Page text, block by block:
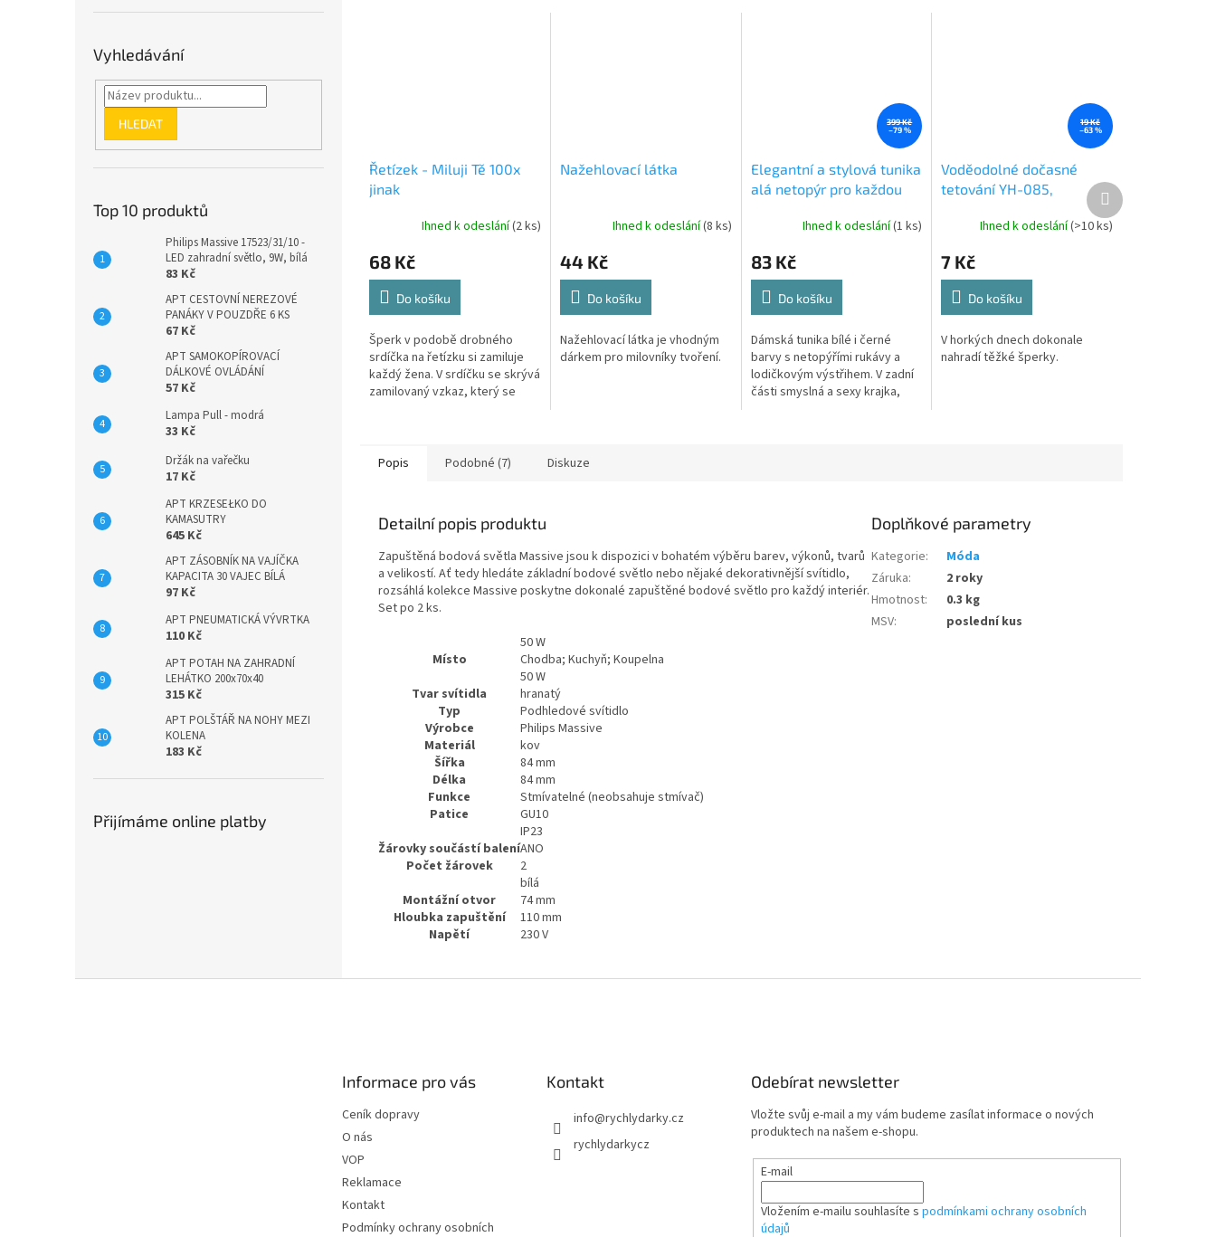
Vyhledávání
HLEDAT
Top 10 produktů
Philips Massive 17523/31/10 -
LED zahradní světlo, 9W, bílá
83 Kč
APT CESTOVNÍ NEREZOVÉ
PANÁKY V POUZDŘE 6 KS
67 Kč
APT SAMOKOPÍROVACÍ
DÁLKOVÉ OVLÁDÁNÍ
57 Kč
Lampa Pull - modrá
33 Kč
Držák na vařečku
17 Kč
APT KRZESEŁKO DO
KAMASUTRY
645 Kč
APT ZÁSOBNÍK NA VAJÍČKA
KAPACITA 30 VAJEC BÍLÁ
97 Kč
APT PNEUMATICKÁ VÝVRTKA
110 Kč
APT POTAH NA ZAHRADNÍ
LEHÁTKO 200x70x40
315 Kč
APT POLŠTÁŘ NA NOHY MEZI
KOLENA
183 Kč
Přijímáme online platby
Řetízek - Miluji Tě 100x
jinak
Ihned k odeslání(2 ks)
68 Kč
Do košíku
Šperk v podobě drobného
srdíčka na řetízku si zamiluje
každý žena. V srdíčku se skrývá
zamilovaný vzkaz, který se
Nažehlovací látka
Ihned k odeslání(8 ks)
44 Kč
Do košíku
Nažehlovací látka je vhodným
dárkem pro milovníky tvoření.
399 Kč
–79 %
Elegantní a stylová tunika
alá netopýr pro každou
Ihned k odeslání(1 ks)
83 Kč
Do košíku
Dámská tunika bílé i černé
barvy s netopýřími rukávy a
lodičkovým výstřihem. V zadní
části smyslná a sexy krajka,
19 Kč
–63 %
Voděodolné dočasné
tetování YH-085,
Ihned k odeslání(>10 ks)
7 Kč
Do košíku
V horkých dnech dokonale
nahradí těžké šperky.
Další
produkt
Popis Podobné (7) Diskuze
Detailní popis produktu
Zapuštěná bodová světla Massive jsou k dispozici v bohatém výběru barev, výkonů, tvarů
a velikostí. Ať tedy hledáte základní bodové světlo nebo nějaké dekorativnější svítidlo,
rozsáhlá kolekce Massive poskytne dokonalé zapuštěné bodové světlo pro každý interiér.
Set po 2 ks.
50 W
Místo
Chodba; Kuchyň; Koupelna
50 W
Tvar svítidla
hranatý
Typ
Podhledové svítidlo
Výrobce
Philips Massive
Materiál
kov
Šířka
84 mm
Délka
84 mm
Funkce
Stmívatelné (neobsahuje stmívač)
Patice
GU10
IP23
Žárovky součástí baleníANO
Počet žárovek
2
bílá
Montážní otvor
74 mm
Hloubka zapuštění
110 mm
Napětí
230 V
Doplňkové parametry
Kategorie:
Móda
Záruka:
2 roky
Hmotnost:
0.3 kg
MSV: poslední kus
Informace pro vás
Ceník dopravy
O nás
VOP
Reklamace
Kontakt
Podmínky ochrany osobních
Kontakt
info@rychlydarky.cz
rychlydarkycz
Odebírat newsletter
Vložte svůj e-mail a my vám budeme zasílat informace o nových
produktech na našem e-shopu.
E-mail
Vložením e-mailu souhlasíte spodmínkami ochrany osobních
údajů